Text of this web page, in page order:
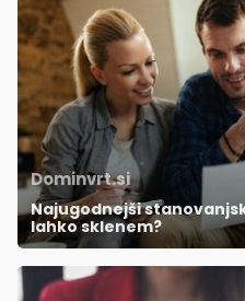
Dominvrt.si
Najugodnejši
lahko sklenem?